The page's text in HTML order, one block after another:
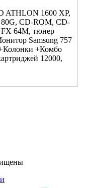
ATHLON 1600 XP,
CD-ROM, CD-
FX 64M, тюнер
Samsung 757
+Комбо
12000,